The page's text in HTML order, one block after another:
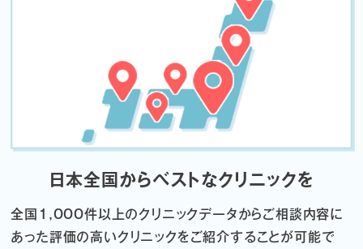
日本全国からベストなクリニックを
全国1,000件以上のクリニックデータからご相談内容に
あった評価の高いクリニックをご紹介することが可能で